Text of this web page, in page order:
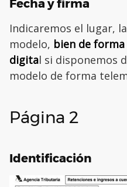
Fecha y firma
Indicaremos el lugar,
modelo, bien de
digital si disponemos
modelo de forma
Página 2
Identificación